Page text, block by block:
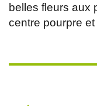
belles fleurs aux
centre pourpre